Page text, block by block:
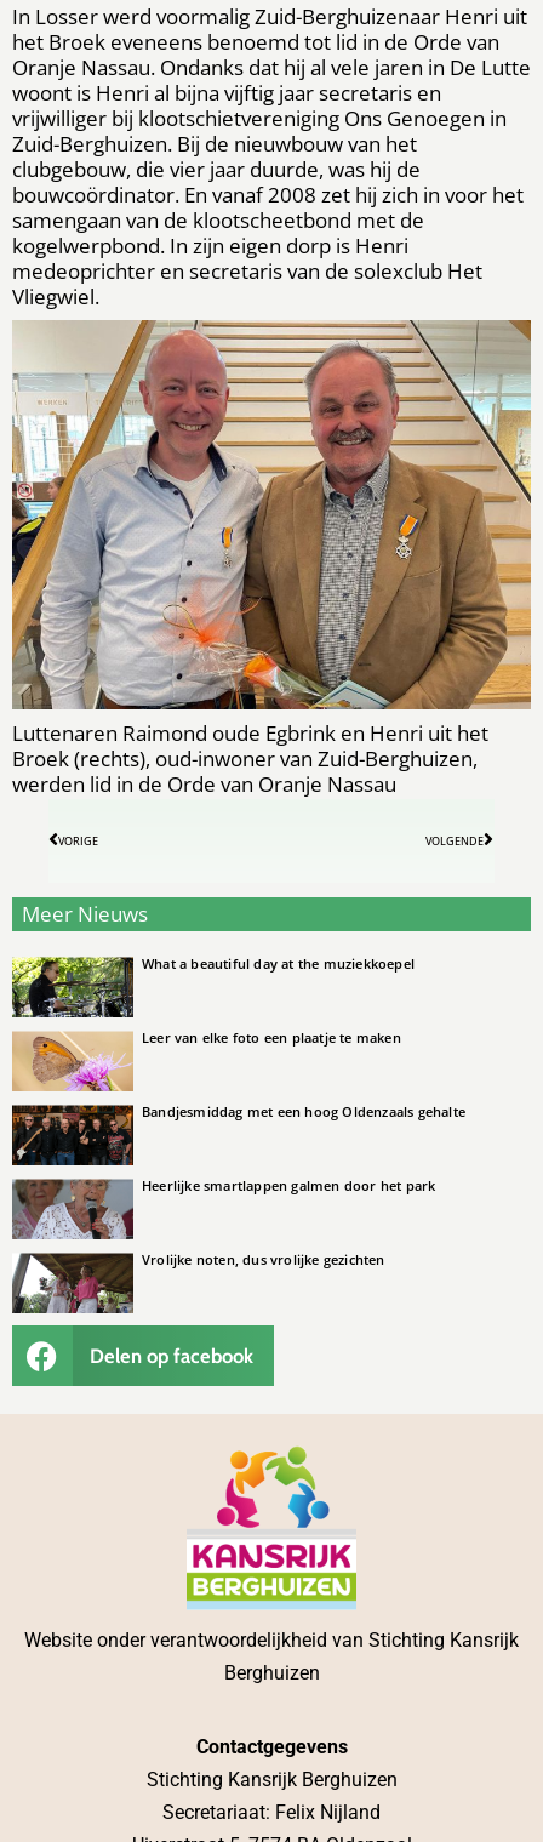
In Losser werd voormalig Zuid-Berghuizenaar Henri uit
het Broek eveneens benoemd tot lid in de Orde van
Oranje Nassau. Ondanks dat hij al vele jaren in De Lutte
woont is Henri al bijna vijftig jaar secretaris en
vrijwilliger bij klootschietvereniging Ons Genoegen in
Zuid-Berghuizen. Bij de nieuwbouw van het
clubgebouw, die vier jaar duurde, was hij de
bouwcoördinator. En vanaf 2008 zet hij zich in voor het
samengaan van de klootscheetbond met de
kogelwerpbond. In zijn eigen dorp is Henri
medeoprichter en secretaris van de solexclub Het
Vliegwiel.
Luttenaren Raimond oude Egbrink en Henri uit het
Broek (rechts), oud-inwoner van Zuid-Berghuizen,
werden lid in de Orde van Oranje Nassau
VORIGE VOLGENDE
Meer Nieuws
What a beautiful day at the muziekkoepel
Leer van elke foto een plaatje te maken
Bandjesmiddag met een hoog Oldenzaals gehalte
Heerlijke smartlappen galmen door het park
Vrolijke noten, dus vrolijke gezichten
Delen op facebook
Website onder verantwoordelijkheid van Stichting Kansrijk
Berghuizen
Contactgegevens
Stichting Kansrijk Berghuizen
Secretariaat: Felix Nijland